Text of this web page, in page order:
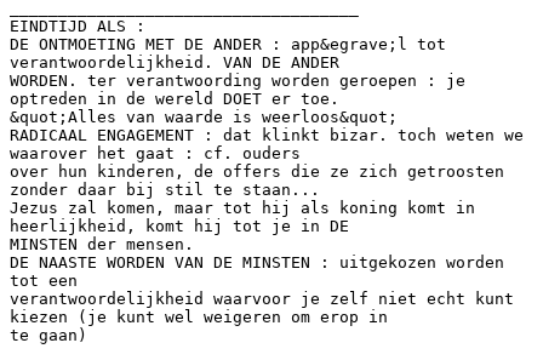
EINDTIJD ALS :
DE ONTMOETING MET DE ANDER : app&egrave;l tot
verantwoordelijkheid. VAN DE ANDER
WORDEN. ter verantwoording worden geroepen : je
optreden in de wereld DOET er toe.
&quot;Alles van waarde is weerloos&quot;
RADICAAL ENGAGEMENT : dat klinkt bizar. toch weten we
waarover het gaat : cf. ouders
over hun kinderen, de offers die ze zich getroosten
zonder daar bij stil te staan...
Jezus zal komen, maar tot hij als koning komt in
heerlijkheid, komt hij tot je in DE
MINSTEN der mensen.
DE NAASTE WORDEN VAN DE MINSTEN : uitgekozen worden
tot een
verantwoordelijkheid waarvoor je zelf niet echt kunt
kiezen (je kunt wel weigeren om erop in
te gaan)